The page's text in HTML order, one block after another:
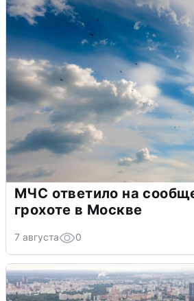
МЧС ответило на
грохоте в Москве
7 августа 0